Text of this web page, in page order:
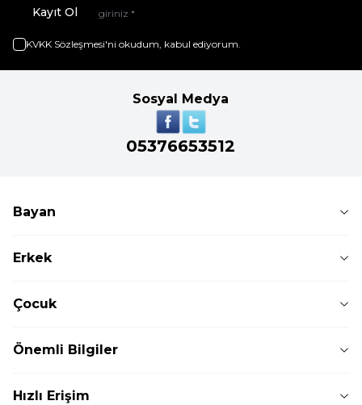
Kayıt Ol
KVKK Sözleşmesi'ni okudum, kabul ediyorum.
Sosyal Medya
05376653512
Bayan
Erkek
Çocuk
Önemli Bilgiler
Hızlı Erişim